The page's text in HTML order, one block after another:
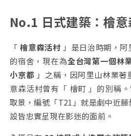
No.1 日式建築：檜
「檜意森活村 」是日治時期，
的宿舍，現在為全台灣第一個林
小京都 」之稱，因阿里山林業
意森活村曾有「 檜町 」的別稱
取景，編號「T21」就是劇中近
設皆忠實呈現在影迷的面前。